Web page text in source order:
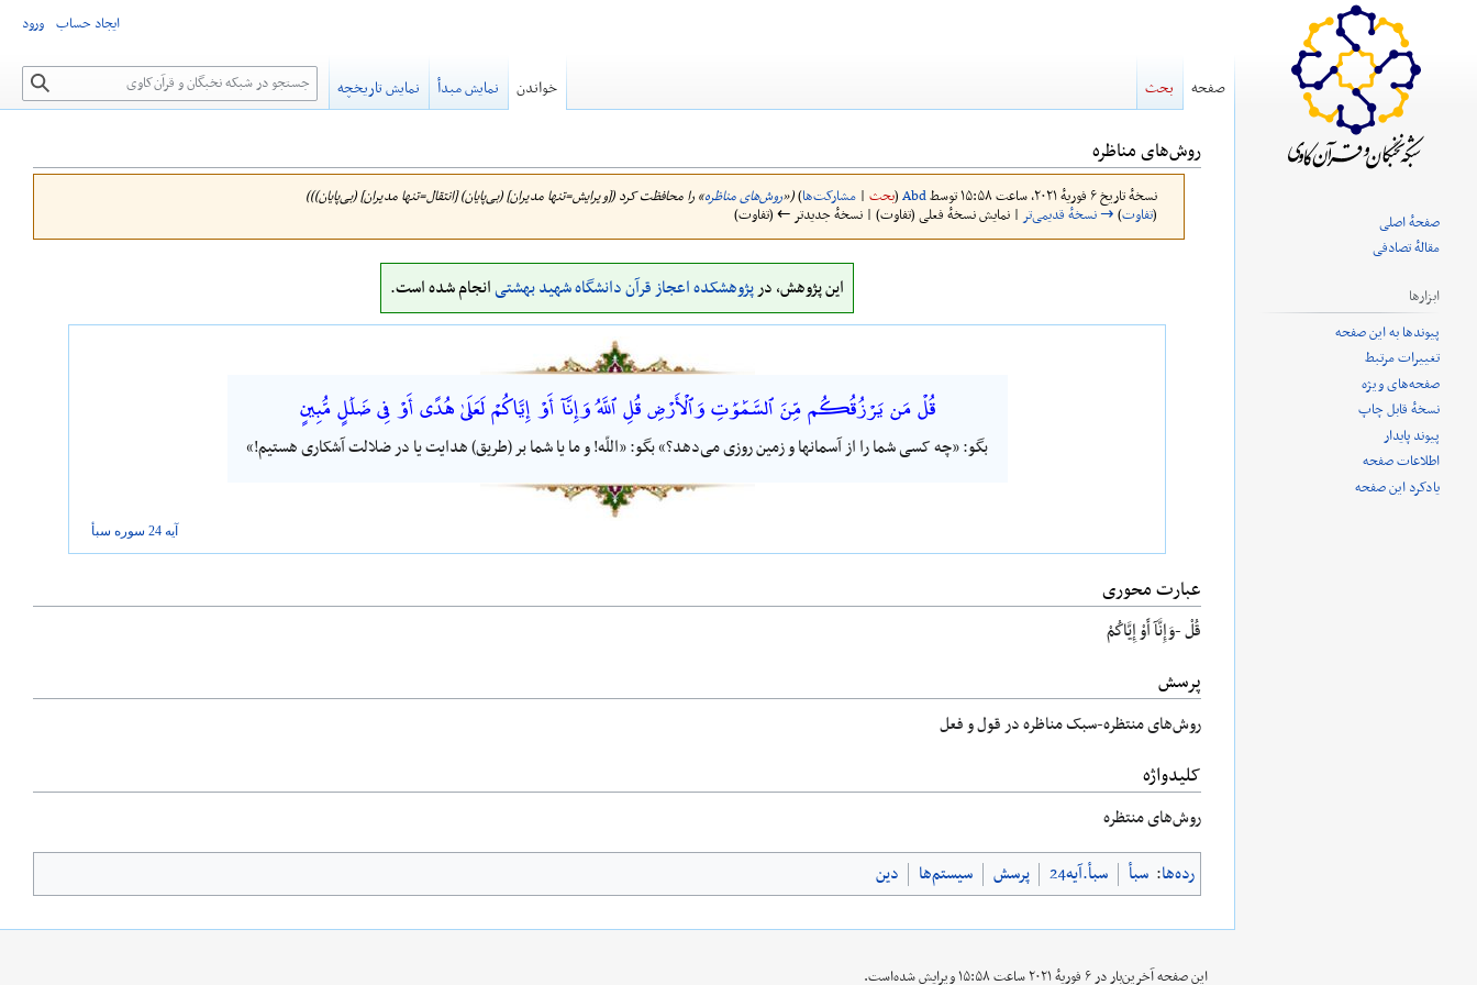
روش‌های مناظره
نسخهٔ تاریخ ‏۶ فوریهٔ ۲۰۲۱، ساعت ۱۵:۵۸ توسط Abd
(بحث| مشارکت‌ها)
(«روش‌های مناظره» را محافظت کرد ([ویرایش=تنها مدیران] (بی‌پایان) [انتقال=تنها مدیران] (بی‌پایان)))
(تفاوت)→ نسخهٔ قدیمی‌تر| نمایش نسخهٔ فعلی (تفاوت) | نسخهٔ جدیدتر ← (تفاوت)
این پژوهش، درپژوهشکده اعجاز قرآن دانشگاه شهید بهشتیانجام شده است.
قُلْ مَن يَرْزُقُكُم مِّنَ ٱلسَّمَٰوَٰتِ وَٱلْأَرْضِ قُلِ ٱللَّهُ وَإِنَّآ أَوْ إِيَّاكُمْ لَعَلَىٰ هُدًى أَوْ فِى ضَلَٰلٍ مُّبِينٍ
بگو: «چه کسی شما را از آسمانها و زمین روزی می‌دهد؟» بگو: «اللّه! و ما یا شما بر (طریق) هدایت یا در ضلالت آشکاری هستیم!»
آیه 24 سوره سبأ
عبارت محوری
قُلْ -وَإِنَّآ أَوْ إِيَّاكُمْ
پرسش
روش‌های منتظره-سبک مناظره در قول و فعل
کلیدواژه
روش‌های منتظره
رده‌ها: سبأ سبأ.آیه24 پرسش سیستم‌ها دین
ایجاد حساب ورود
صفحه بحث خواندن نمایش مبدأ نمایش تاریخچه جستجو
صفحهٔ اصلی
مقالهٔ تصادفی
ابزارها
پیوندها به این صفحه
تغییرات مرتبط
صفحه‌های ویژه
نسخهٔ قابل چاپ
پیوند پایدار
اطلاعات صفحه
یادکرد این صفحه
این صفحه آخرین‌بار در ‏۶ فوریهٔ ۲۰۲۱ ساعت ‏۱۵:۵۸ ویرایش شده‌است.